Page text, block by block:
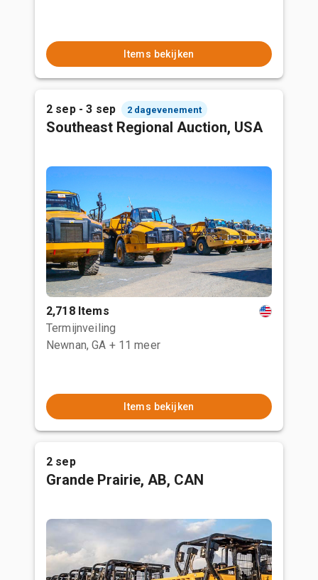
Items bekijken
2 sep - 3 sep 2 dagevenement
Southeast Regional Auction, USA
2,718 Items
Termijnveiling
Newnan, GA + 11 meer
Items bekijken
2 sep
Grande Prairie, AB, CAN